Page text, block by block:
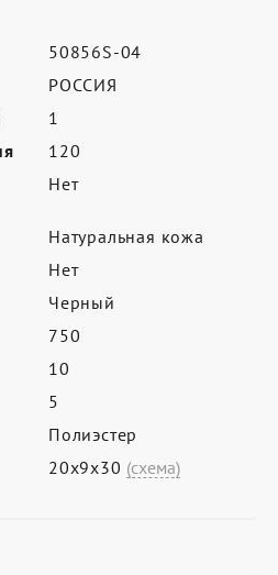
персональных
50856S-04
РОССИЯ
1
120
Нет
Натуральная кожа
Нет
Черный
750
10
5
Полиэстер
20х9х30 (схема)